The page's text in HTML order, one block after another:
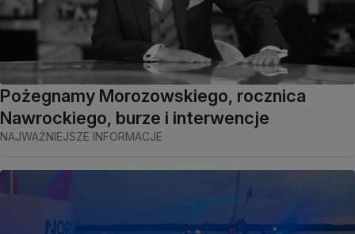
Pożegnamy Morozowskiego, rocznica
Nawrockiego, burze i interwencje
NAJWAŻNIEJSZE INFORMACJE